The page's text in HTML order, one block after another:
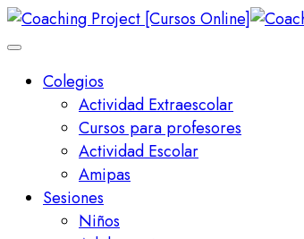
Colegios
Actividad Extraescolar
Cursos para profesores
Actividad Escolar
Amipas
Sesiones
Niños